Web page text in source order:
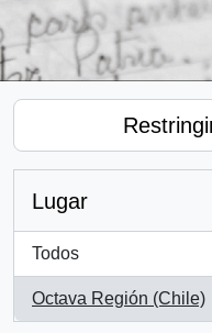
Lugar
Todos
Octava Región (Chile)
, 1 resultados